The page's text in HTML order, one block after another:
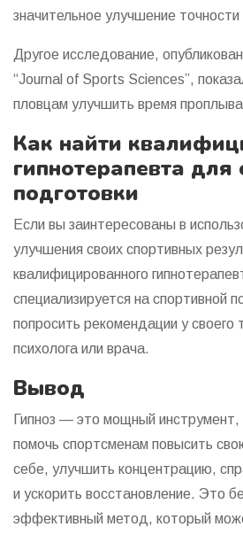
значительное улучшение
Другое исследование,
“Journal of Sports Sciences”,
пловцам улучшить время
Как найти
гипнотерапевта для
подготовки
Если вы заинтересованы в
улучшения своих спортивных
квалифицированного
специализируется на спортивной
попросить рекомендации у своего
психолога или врача.
Вывод
Гипноз — это мощный
помочь спортсменам повысить
себе, улучшить концентрацию,
и ускорить восстановление. Это
эффективный метод, который